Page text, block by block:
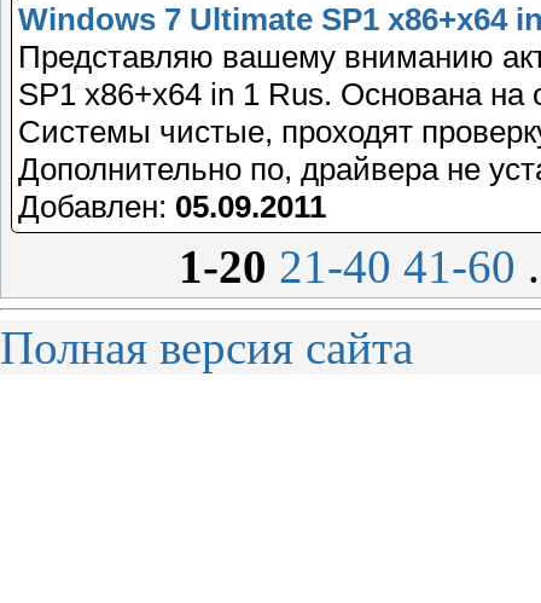
Windows 7 Ultimate SP1 x86+x64
Представляю вашему вниманию
SP1 x86+x64 in 1 Rus. Основана на
Системы чистые, проходят
Дополнительно по, драйвера не
Добавлен: 05.09.2011
1-20 21-40 41-60
Полная версия сайта